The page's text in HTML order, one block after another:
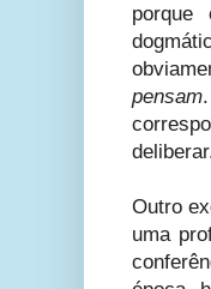
porque
pensam
Outro
uma